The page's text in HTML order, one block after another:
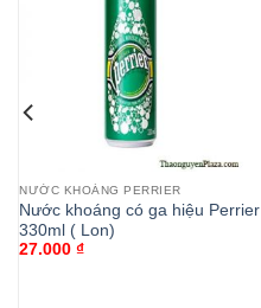
NƯỚC KHOÁNG PERRIER
Nước khoáng có ga hiệu Perrier
330ml ( Lon)
27.000 ₫